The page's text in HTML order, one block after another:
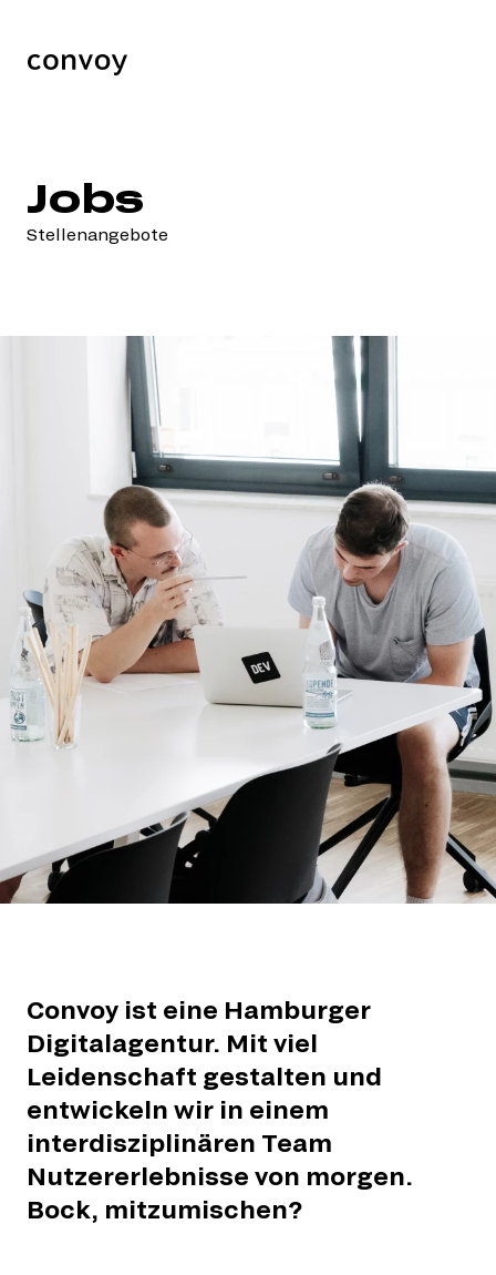
Jobs
Stellenangebote
Convoy ist eine Hamburger
Digitalagentur. Mit viel
Leidenschaft gestalten und
entwickeln wir in einem
interdisziplinären Team
Nutzererlebnisse von morgen.
Bock, mitzumischen?